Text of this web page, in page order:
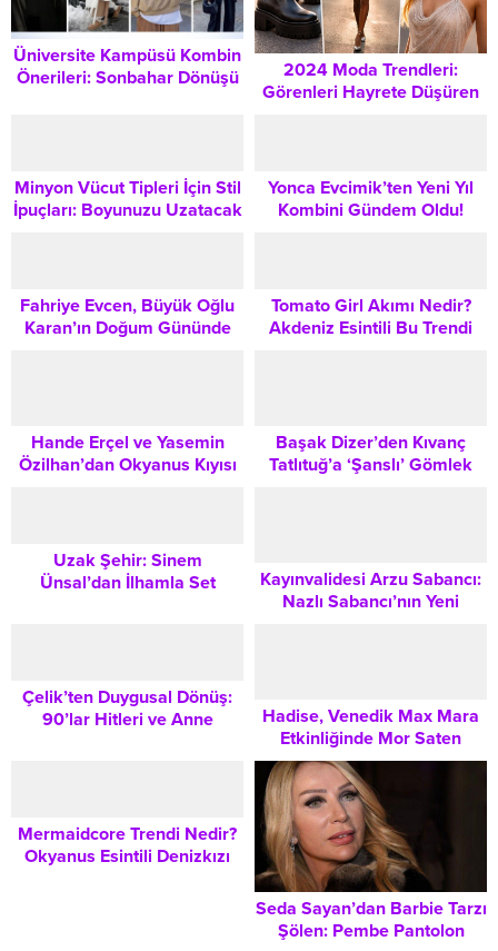
Üniversite Kampüsü Kombin
Önerileri: Sonbahar Dönüşü
2024 Moda Trendleri:
Görenleri Hayrete Düşüren
Minyon Vücut Tipleri İçin Stil
İpuçları: Boyunuzu Uzatacak
Yonca Evcimik’ten Yeni Yıl
Kombini Gündem Oldu!
Fahriye Evcen, Büyük Oğlu
Karan’ın Doğum Gününde
Tomato Girl Akımı Nedir?
Akdeniz Esintili Bu Trendi
Hande Erçel ve Yasemin
Özilhan’dan Okyanus Kıyısı
Başak Dizer’den Kıvanç
Tatlıtuğ’a ‘Şanslı’ Gömlek
Uzak Şehir: Sinem
Ünsal’dan İlhamla Set
Kayınvalidesi Arzu Sabancı:
Nazlı Sabancı’nın Yeni
Çelik’ten Duygusal Dönüş:
90’lar Hitleri ve Anne
Hadise, Venedik Max Mara
Etkinliğinde Mor Saten
Elbisesiyle Kate Hudson ve
Balqees Ahmed Fathi’nin
Yanında Göz Kamaştırdı
Mermaidcore Trendi Nedir?
Okyanus Esintili Denizkızı
Seda Sayan’dan Barbie Tarzı
Şölen: Pembe Pantolon